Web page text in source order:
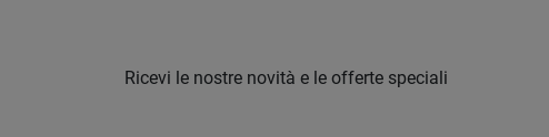
Ricevi le nostre novità e le offerte speciali